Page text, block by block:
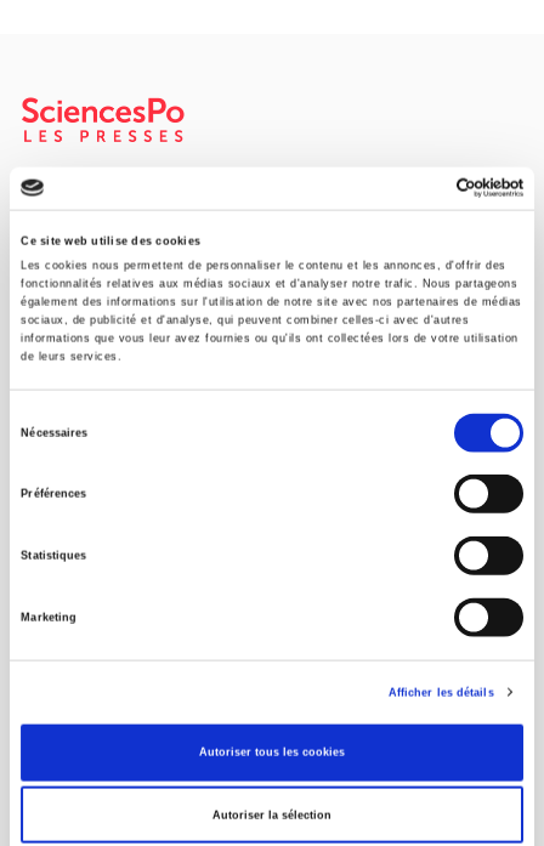
Ce site web utilise des cookies
Les cookies nous permettent de personnaliser le contenu et les annonces, d'offrir des
fonctionnalités relatives aux médias sociaux et d'analyser notre trafic. Nous partageons
également des informations sur l'utilisation de notre site avec nos partenaires de médias
sociaux, de publicité et d'analyse, qui peuvent combiner celles-ci avec d'autres
informations que vous leur avez fournies ou qu'ils ont collectées lors de votre utilisation
de leurs services.
Nécessaires
Préférences
Statistiques
Marketing
Afficher les détails
Autoriser tous les cookies
Autoriser la sélection
Maison d'édition dédiée aux sciences humaines et sociales, les
Presses de Sciences Po participent depuis leur création en 1976
à la transmission des savoirs et des idées
CONTACTS
FOREIGN RIGHTS
POUR LES LIBRAIRES
CONDITIONS GÉNÉRALES
À paraître
Revue française de science politique 76-2, avril-juin